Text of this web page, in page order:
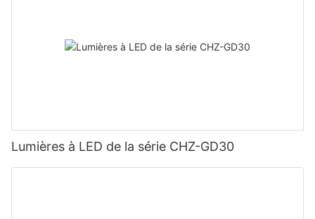
Lumières à LED de la série CHZ-GD30